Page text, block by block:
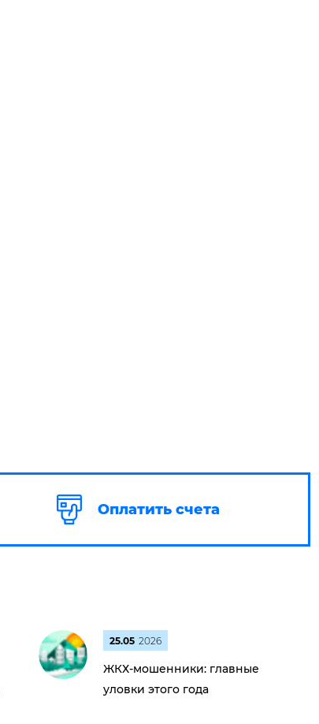
Оплатить счета
25.05 2026
ЖКХ-мошенники: главные
уловки этого года